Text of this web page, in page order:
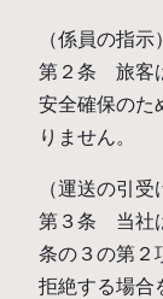
（係員の指示）
第２条 旅客
安全確保のた
りません。
（運送の引受
第３条 当社
条の３の第２
拒絶する場合